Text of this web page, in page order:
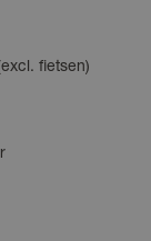
fietsen)